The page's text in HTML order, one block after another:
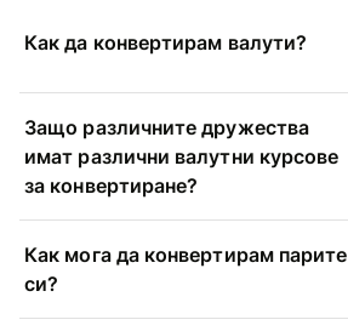
Как да конвертирам валути?
Защо различните дружества
имат различни валутни курсове
за конвертиране?
Как мога да конвертирам парите
си?